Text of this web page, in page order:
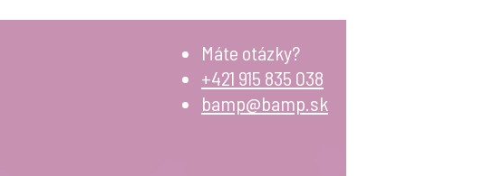
Máte otázky?
+421 915 835 038
bamp@bamp.sk